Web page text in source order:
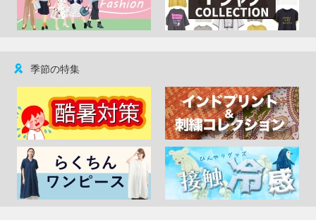
季節の特集